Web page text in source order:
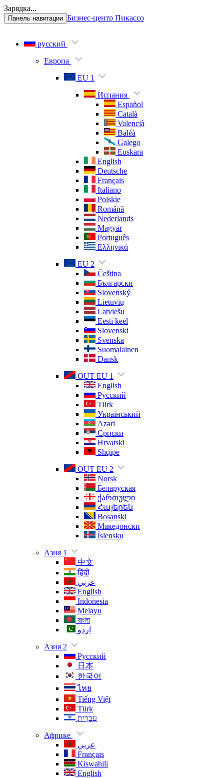
Зарядка...
Панель навигации Бизнес-центр Пикассо
русский
Европа
EU 1
Испания
Español
Català
Valencià
Baléà
Galego
Euskara
English
Deutsche
Français
Italiano
Polskie
Română
Nederlands
Magyar
Português
Ελληνικά
EU 2
Čeština
Български
Slovenský
Lietuvių
Latviešu
Eesti keel
Slovenski
Svenska
Suomalainen
Dansk
OUT EU 1
English
Русский
Türk
Український
Azəri
Српски
Hrvatski
Shqipe
OUT EU 2
Norsk
Беларуская
ქართული
Հայերեն
Bosanski
Македонски
Íslensku
Азия 1
中文
हिंदी
عربي
English
Indonesia
Melayu
বাংলা
اردو
Азия 2
Русский
日本
한국어
ไทย
Tiếng Việt
Türk
עִברִית
Африке
عربي
Français
Kiswahili
English